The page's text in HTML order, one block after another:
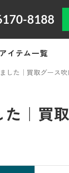
8188
アイテム一覧
した｜買取グース
｜買